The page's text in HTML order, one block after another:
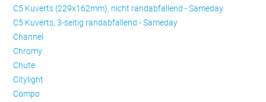
C5 Kuverts (229x162mm), nicht randabfallend - Sameday
C5 Kuverts, 3-seitig randabfallend - Sameday
Channel
Chromy
Chute
Citylight
Compo